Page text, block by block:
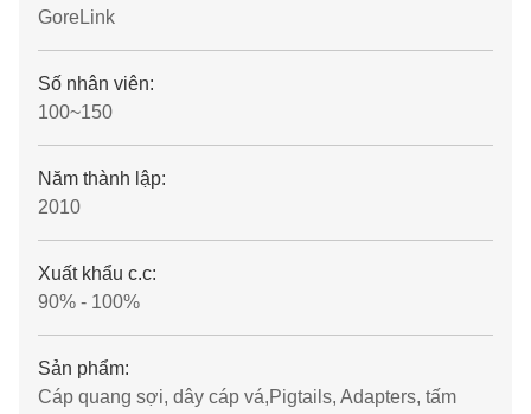
GoreLink
Số nhân viên:
100~150
Năm thành lập:
2010
Xuất khẩu c.c:
90% - 100%
Sản phẩm:
Cáp quang sợi, dây cáp vá,Pigtails, Adapters, tấm